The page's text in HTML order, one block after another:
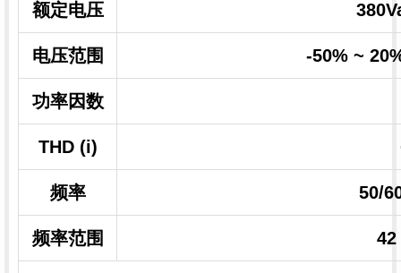
额定电压
电压范围 -50% ~
功率因数
THD (i)
频率 50/
频率范围 42